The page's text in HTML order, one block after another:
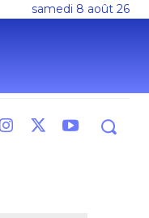
samedi 8 août 26